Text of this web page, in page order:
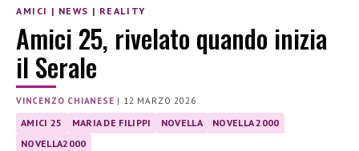
AMICI | NEWS | REALITY
Amici 25, rivelato quando inizia
il Serale
VINCENZO CHIANESE | 12 MARZO 2026
AMICI 25 MARIA DE FILIPPI NOVELLA
NOVELLA 2000
NOVELLA2000